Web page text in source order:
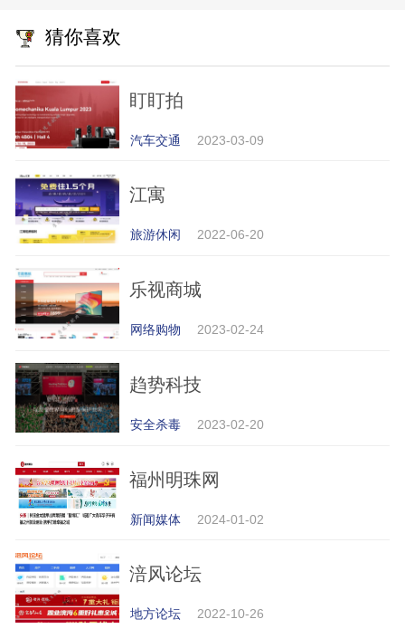
猜你喜欢
盯盯拍
汽车交通 2023-03-09
江寓
旅游休闲 2022-06-20
乐视商城
网络购物 2023-02-24
趋势科技
安全杀毒 2023-02-20
福州明珠网
新闻媒体 2024-01-02
涪风论坛
地方论坛 2022-10-26